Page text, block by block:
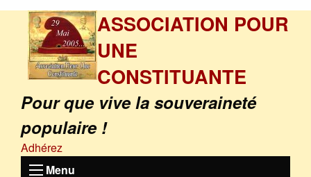
ASSOCIATION POUR
UNE
CONSTITUANTE
Pour que vive la souveraineté
populaire !
Adhérez
Menu